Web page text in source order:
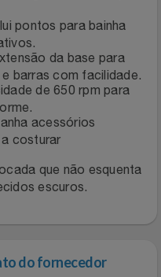
pontos para bainha
da base para
barras com facilidade.
de 650 rpm para
acessórios
costurar
que não esquenta
escuros.
do fornecedor